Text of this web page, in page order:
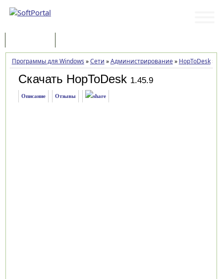
Программы для Windows »Сети »Администрирование» HopToDesk»
Скачать HopToDesk 1.45.9
Описание Отзывы